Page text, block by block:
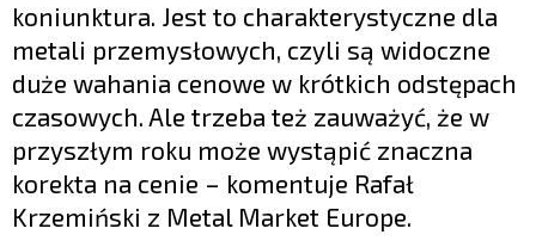
koniunktura. Jest to charakterystyczne dla
metali przemysłowych, czyli są widoczne
duże wahania cenowe w krótkich odstępach
czasowych. Ale trzeba też zauważyć, że w
przyszłym roku może wystąpić znaczna
korekta na cenie – komentuje Rafał
Krzemiński z Metal Market Europe.